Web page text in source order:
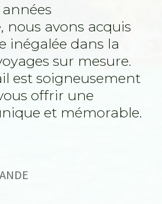
nous avons acquis
inégalée dans la
sur mesure.
est soigneusement
offrir une
et mémorable.